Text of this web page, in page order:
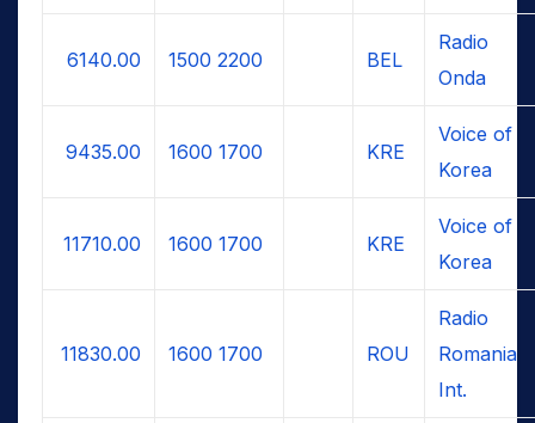
6140.00 1500 2200 BEL
Radio
Onda
9435.00 1600 1700 KRE
Voice of
Korea
11710.00 1600 1700 KRE
Voice of
Korea
11830.00 1600 1700 ROU
Radio
Romania
Int.